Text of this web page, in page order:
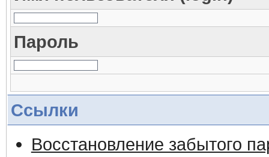
Пароль
Ссылки
Восстановление забытого